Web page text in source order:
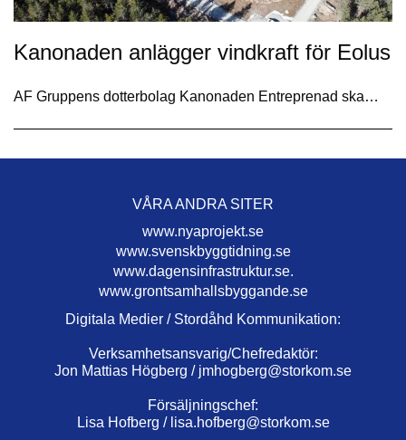
Kanonaden anlägger vindkraft för Eolus
AF Gruppens dotterbolag Kanonaden Entreprenad ska…
VÅRA ANDRA SITER
www.nyaprojekt.se
www.svenskbyggtidning.se
www.dagensinfrastruktur.se.
www.grontsamhallsbyggande.se
Digitala Medier / Stordåhd Kommunikation:
Verksamhetsansvarig/Chefredaktör:
Jon Mattias Högberg / jmhogberg@storkom.se
Försäljningschef:
Lisa Hofberg / lisa.hofberg@storkom.se